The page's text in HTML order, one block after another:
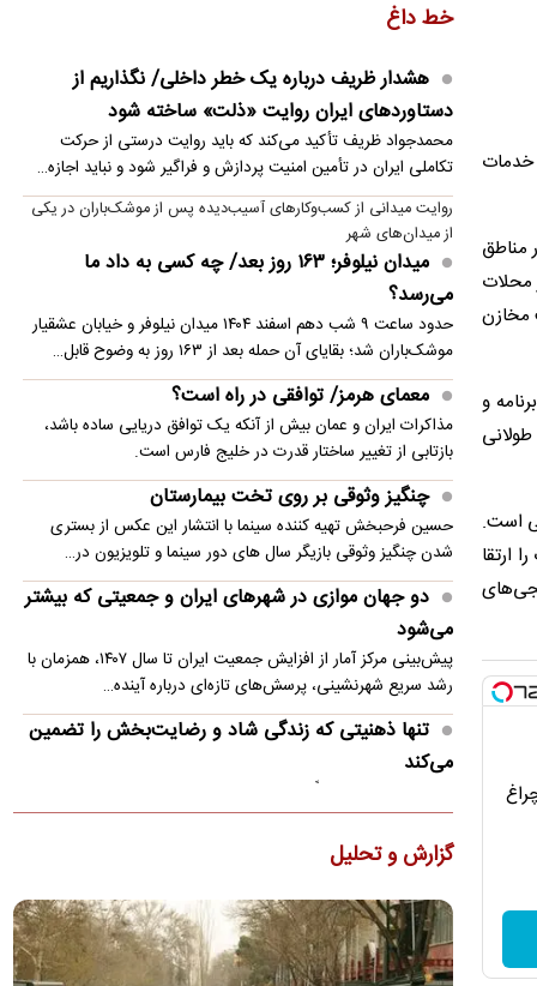
خدمات
مناطق
محلات
مخازن
و
است.
ارتقا
ببینید؛ ستاره جدید پرسپولیس: اجداد ما اژدها
می‌کشتند!
خرید جدید پرسپولیس: در دربی گل می‌زنم!
چنگیز وثوقی بر روی تخت بیمارستان
دو جهان موازی در شهرهای ایران و جمعیتی که بیشتر
می‌شود
نقد و بررسی سریال‌های شبکه نمایش خانگی؛ از
«کوری» تا «بدنام»
خط داغ
هشدار ظریف درباره یک خطر داخلی/ نگذاریم از
دستاوردهای ایران روایت «ذلت» ساخته شود
محمدجواد ظریف تأکید می‌کند که باید روایت درستی از حرکت
تکاملی ایران در تأمین امنیت پردازش و فراگیر شود و نباید اجازه…
روایت میدانی از کسب‌وکارهای آسیب‌دیده پس از موشک‌باران در یکی
از میدان‌های شهر
میدان نیلوفر؛ ۱۶۳ روز بعد/ چه کسی به داد ما
می‌رسد؟
حدود ساعت ۹ شب دهم اسفند ۱۴۰۴ میدان نیلوفر و خیابان عشقیار
موشک‌باران شد؛ بقایای آن حمله بعد از ۱۶۳ روز به وضوح قابل…
معمای هرمز/ توافقی در راه است؟
مذاکرات ایران و عمان بیش از آنکه یک توافق دریایی ساده باشد،
بازتابی از تغییر ساختار قدرت در خلیج فارس است.
چنگیز وثوقی بر روی تخت بیمارستان
حسین فرحبخش تهیه کننده سینما با انتشار این عکس از بستری
شدن چنگیز وثوقی بازیگر سال های دور سینما و تلویزیون در…
دو جهان موازی در شهرهای ایران و جمعیتی که بیشتر
می‌شود
پیش‌بینی مرکز آمار از افزایش جمعیت ایران تا سال ۱۴۰۷، همزمان با
رشد سریع شهرنشینی، پرسش‌های تازه‌ای درباره آینده…
تنها ذهنیتی که زندگی شاد و رضایت‌بخش را تضمین
می‌کند
پذیرش احساسات ناخوشایند و پرهیز از سرکوب آن‌ها نقش…
پیمان مکه؛ آغاز بازآرایی امنیتی خاورمیانه
توافق دفاعی جدید عربستان، ترکیه و پاکستان نشانه‌ای از بازآرایی
نظم امنیتی خاورمیانه پس از جنگ ایران است. این پیمان با…
گزارش و تحلیل